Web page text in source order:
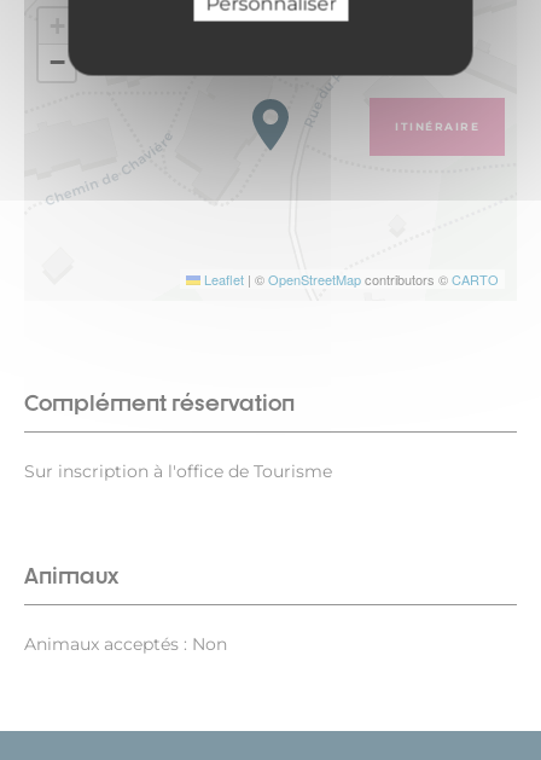
+
−
Leaflet | ©OpenStreetMapcontributors ©CARTO
ITINÉRAIRE
Complément réservation
Sur inscription à l'office de Tourisme
Animaux
Animaux acceptés : Non